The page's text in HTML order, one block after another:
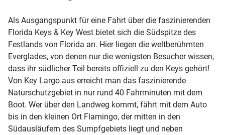
Als Ausgangspunkt für eine Fahrt über die faszinierenden
Florida Keys & Key West bietet sich die Südspitze des
Festlands von Florida an. Hier liegen die weltberühmten
Everglades, von denen nur die wenigsten Besucher wissen,
dass ihr südlicher Teil bereits offiziell zu den Keys gehört!
Von Key Largo aus erreicht man das faszinierende
Naturschutzgebiet in nur rund 40 Fahrminuten mit dem
Boot. Wer über den Landweg kommt, fährt mit dem Auto
bis in den kleinen Ort Flamingo, der mitten in den
Südausläufern des Sumpfgebiets liegt und neben